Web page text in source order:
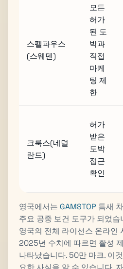
스펠파우스
(스웨덴)
모든
허가
된 도
박과
직접
마케
팅 제
한
크룩스(네덜
란드)
허가
받은
도박
접근
확인
영국에서는 GAMSTOP 틈새
주요 공중 보건 도구가 되었습
영국의 전체 라이선스 온라인
2025년 수치에 따르면 활성
나타났습니다. 50만 마크. 이